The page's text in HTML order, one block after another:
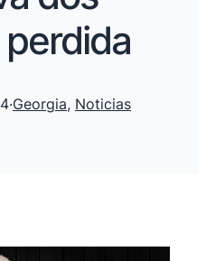
·Georgia, Noticias